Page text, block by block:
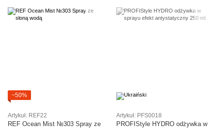
−50%
Artykuł: REF22
REF Ocean Mist №303 Spray ze
Artykuł: PFS0018
PROFIStyle HYDRO odżywka w